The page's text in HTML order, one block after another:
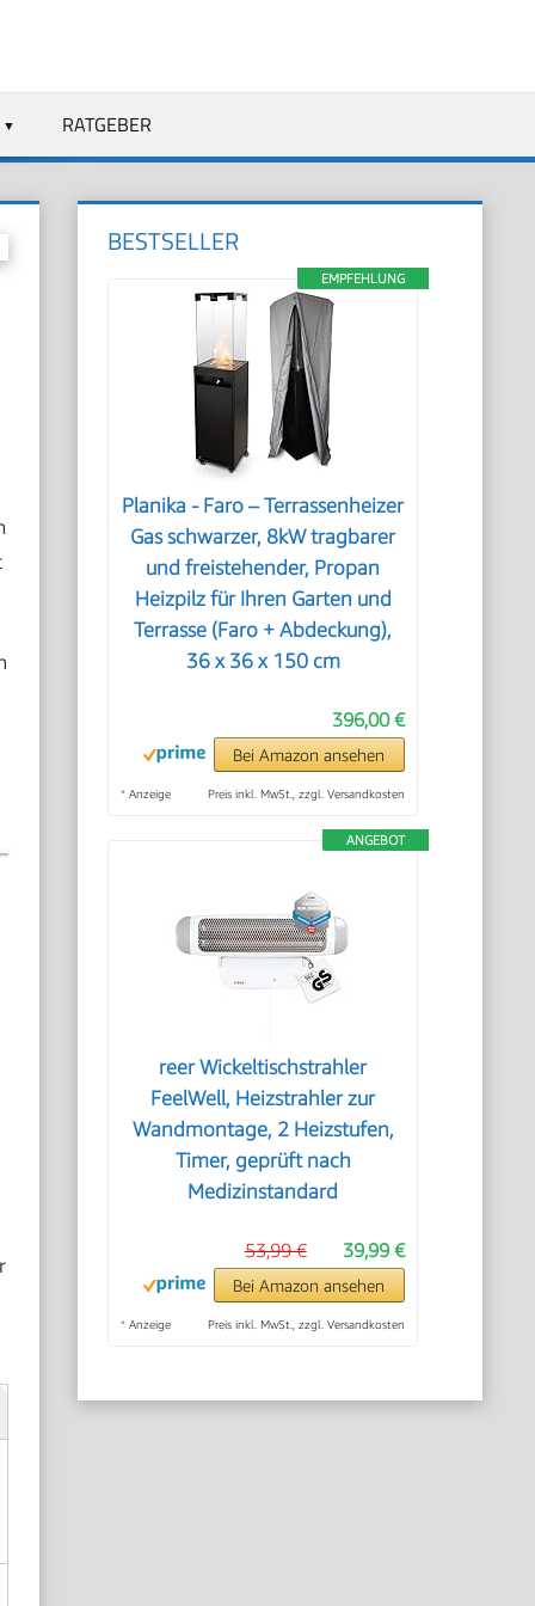
RATGEBER
BESTSELLER
EMPFEHLUNG
Planika - Faro – Terrassenheizer
Gas schwarzer, 8kW tragbarer
und freistehender, Propan
Heizpilz für Ihren Garten und
Terrasse (Faro + Abdeckung),
36 x 36 x 150 cm
396,00 €
Bei Amazon ansehen
* Anzeige Preis inkl. MwSt., zzgl. Versandkosten
ANGEBOT
reer Wickeltischstrahler
FeelWell, Heizstrahler zur
Wandmontage, 2 Heizstufen,
Timer, geprüft nach
Medizinstandard
39,99 €
53,99 €
Bei Amazon ansehen
* Anzeige Preis inkl. MwSt., zzgl. Versandkosten